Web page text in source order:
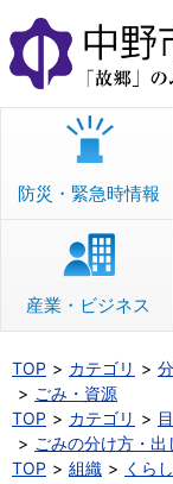
本
文
へ
移
防災・緊急時情報
産業・ビジネス
TOP カテゴリ
ごみ・資源
TOP
カテゴリ
ごみの分け方・出
TOP
組織 くら